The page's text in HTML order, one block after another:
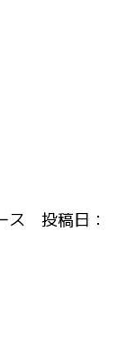
ス 投稿日：